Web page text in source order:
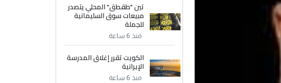
تين "طقطق" المحلي يتصدر
مبيعات سوق السليمانية
للجملة
منذ 6 ساعة
الكويت تقرر إغلاق المدرسة
الإيرانية
منذ 6 ساعة